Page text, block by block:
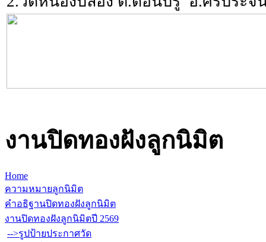
งานปิดทองฝังลูกนิมิต
Home
ความหมายลูกนิมิต
คำอธิฐานปิดทองฝังลูกนิมิต
งานปิดทองฝังลูกนิมิตปี 2569
-->รูปป้ายประกาศวัด